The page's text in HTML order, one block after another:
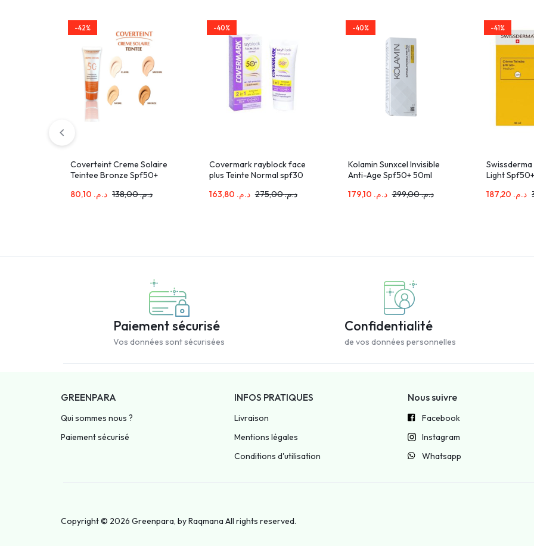
-42%
Coverteint Creme Solaire
Teintee Bronze Spf50+
د.م. د.م.138,00
-40%
Covermark rayblock face
plus Teinte Normal spf30
د.م. د.م.275,00
-40%
Kolamin Sunxcel Invisible
Anti-Age Spf50+ 50ml
د.م.
د.م.299,00
-41%
Light
د.م.
Paiement sécurisé
Vos données sont sécurisées
Confidentialité
de vos données personnelles
GREENPARA
Qui sommes nous ?
Paiement sécurisé
INFOS PRATIQUES
Livraison
Mentions légales
Conditions d'utilisation
Nous suivre
Facebook
Instagram
Whatsapp
Copyright © 2026 Greenpara, byRaqmanaAll rights reserved.